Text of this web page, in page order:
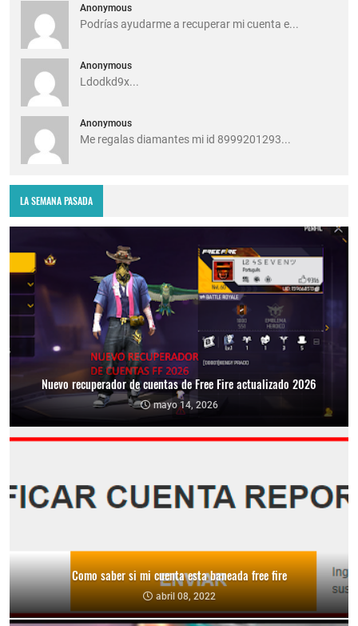
Anonymous
Podrías ayudarme a recuperar mi cuenta e...
Anonymous
Ldodkd9x...
Anonymous
Me regalas diamantes mi id 8999201293...
LA SEMANA PASADA
Nuevo recuperador de cuentas de Free Fire actualizado 2026
mayo 14, 2026
Como saber si mi cuenta esta baneada free fire
abril 08, 2022